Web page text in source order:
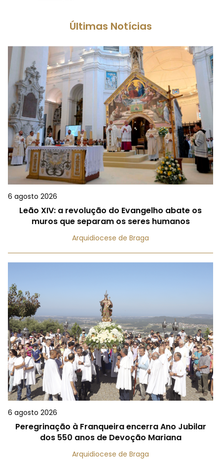
Últimas Notícias
6 agosto 2026
Leão XIV: a revolução do Evangelho abate os
muros que separam os seres humanos
Arquidiocese de Braga
6 agosto 2026
Peregrinação à Franqueira encerra Ano Jubilar
dos 550 anos de Devoção Mariana
Arquidiocese de Braga